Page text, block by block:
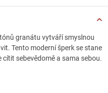
granátu vytváří smyslnou
Tento moderní šperk se stane
sebevědomě a sama sebou.